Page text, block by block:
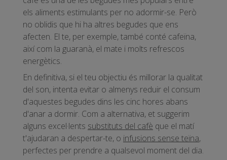
els aliments estimulants per no adormir-se. Però
no oblidis que hi ha altres begudes que ens
afecten. El te, per exemple, també conté cafeïna,
així com la guaranà, el mate i molts refrescos
energètics.
En definitiva, si el teu objectiu és millorar la qualitat
del son, intenta evitar o almenys reduir el consum
d'aquestes begudes dins les cinc hores abans
d'anar a dormir. Com a alternativa, et suggerim
alguns excel·lents substituts del cafè que el matí
t'ajudaran a despertar-te, o infusions sense teïna,
perfectes per prendre a qualsevol moment del dia.